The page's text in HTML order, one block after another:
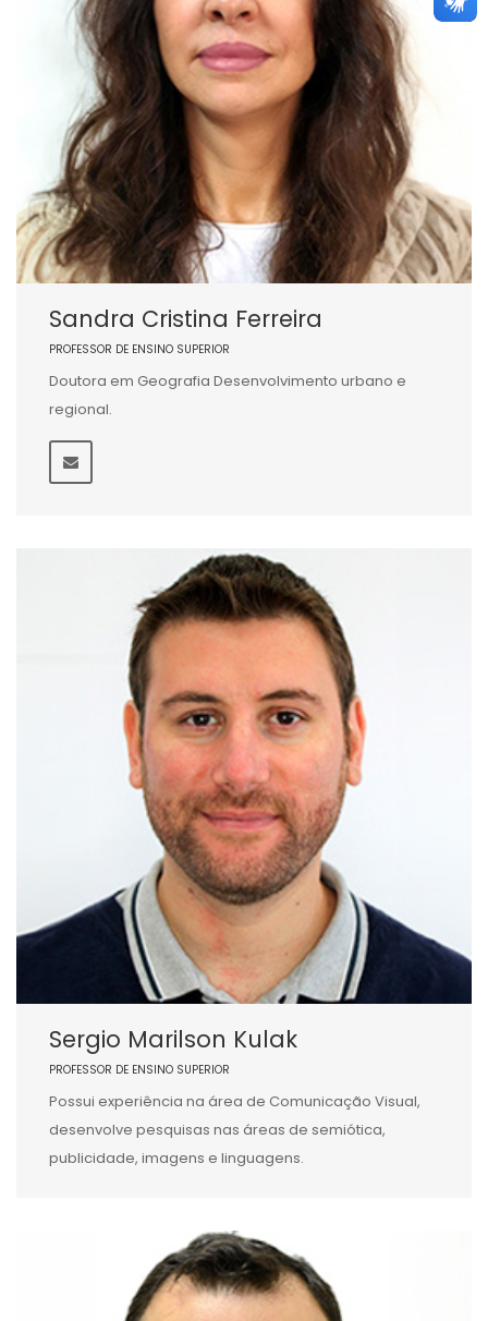
Sandra Cristina Ferreira
PROFESSOR DE ENSINO SUPERIOR
Doutora em Geografia Desenvolvimento urbano e
regional.
Sergio Marilson Kulak
PROFESSOR DE ENSINO SUPERIOR
Possui experiência na área de Comunicação Visual,
desenvolve pesquisas nas áreas de semiótica,
publicidade, imagens e linguagens.